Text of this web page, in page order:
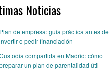
Noticias
Plan de empresa: guía práctica antes de
invertir o pedir financiación
Custodia compartida en Madrid: cómo
preparar un plan de parentalidad útil